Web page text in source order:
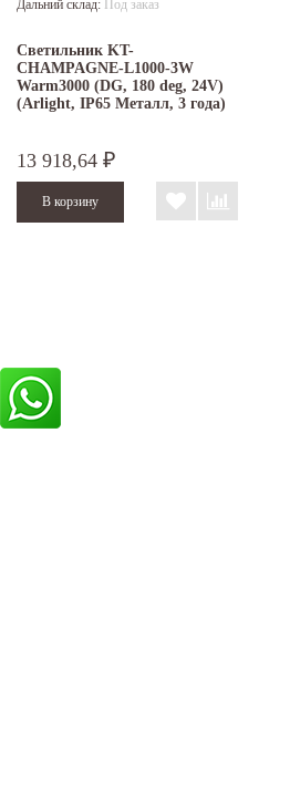
Дальний склад: Под заказ
Светильник KT-
CHAMPAGNE-L1000-3W
Warm3000 (DG, 180 deg, 24V)
(Arlight, IP65 Металл, 3 года)
13 918,64 ₽